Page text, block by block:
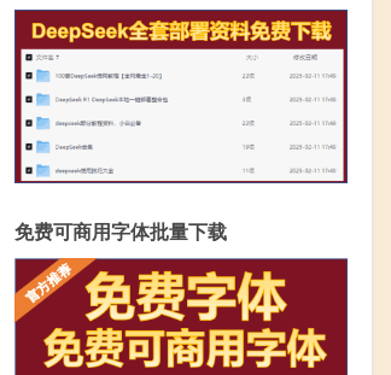
免费可商用字体批量下载